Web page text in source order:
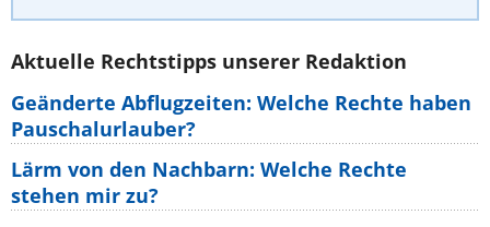
Aktuelle Rechtstipps unserer Redaktion
Geänderte Abflugzeiten: Welche Rechte haben
Pauschalurlauber?
Lärm von den Nachbarn: Welche Rechte
stehen mir zu?